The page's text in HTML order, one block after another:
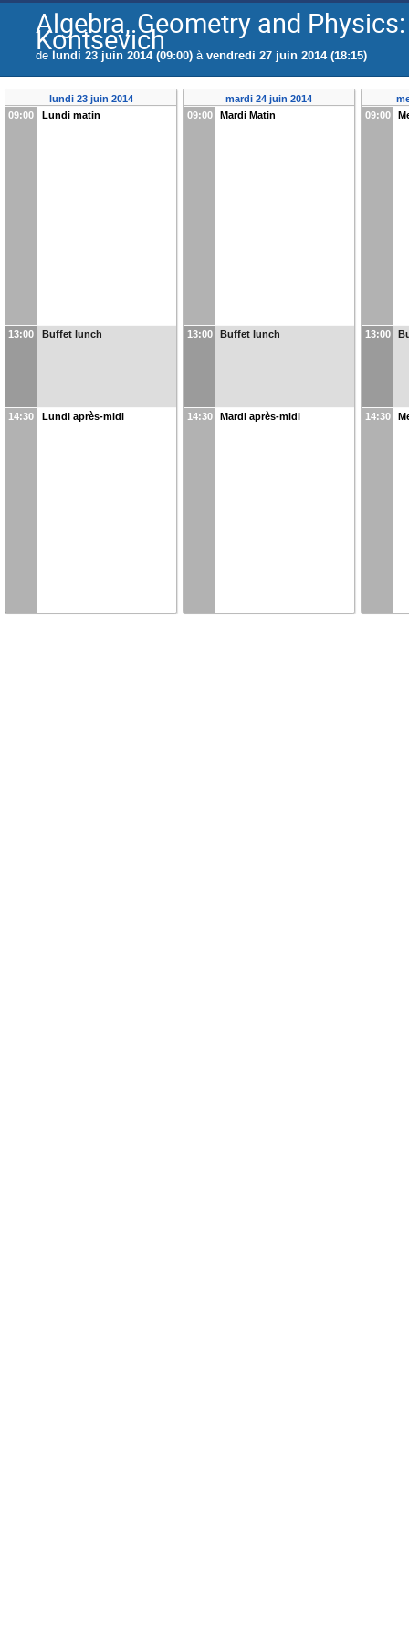
Algebra, Geometry and
Kontsevich
de lundi 23 juin 2014 (09:00) àvendredi 27 juin 2014 (18:15)
lundi 23 juin 2014
09:00
Lundi matin
13:00 Buffet lunch
14:30 Lundi après-midi
mardi 24 juin 2014
09:00
Mardi Matin
13:00 Buffet lunch
14:30 Mardi après-midi
09:00
13:00
14:30